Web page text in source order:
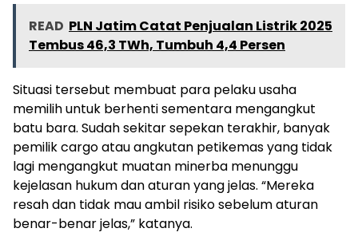
READ PLN Jatim Catat Penjualan Listrik 2025
Tembus 46,3 TWh, Tumbuh 4,4 Persen
Situasi tersebut membuat para pelaku usaha
memilih untuk berhenti sementara mengangkut
batu bara. Sudah sekitar sepekan terakhir, banyak
pemilik cargo atau angkutan petikemas yang tidak
lagi mengangkut muatan minerba menunggu
kejelasan hukum dan aturan yang jelas. “Mereka
resah dan tidak mau ambil risiko sebelum aturan
benar-benar jelas,” katanya.